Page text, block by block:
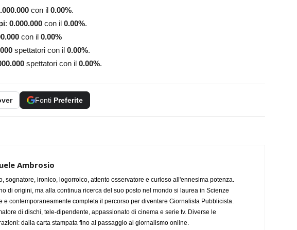
con il 0.00%.
: 0.000.000 con il 0.00%.
con il 0.00%
spettatori con il 0.00%.
spettatori con il 0.00%.
Fonti Preferite
Ambrosio
sognatore, ironico, logorroico, attento osservatore e curioso all'ennesima potenza.
di origini, ma alla continua ricerca del suo posto nel mondo si laurea in Scienze
e contemporaneamente completa il percorso per diventare Giornalista Pubblicista.
di dischi, tele-dipendente, appassionato di cinema e serie tv. Diverse le
dalla carta stampata fino al passaggio al giornalismo online.